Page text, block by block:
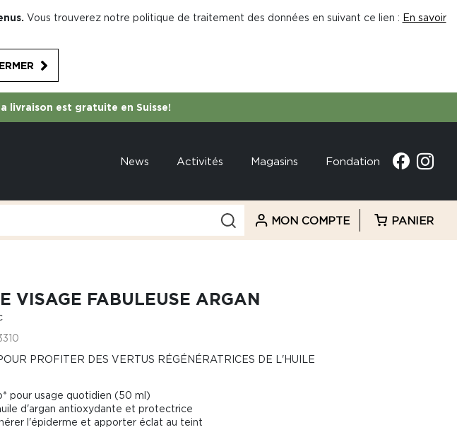
Vous trouverez notre politique de traitement des données en suivant ce lien : En savoir
livraison est gratuite en Suisse!
News Activités Magasins Fondation
MON COMPTE PANIER
VISAGE FABULEUSE ARGAN
PROFITER DES VERTUS RÉGÉNÉRATRICES DE L'HUILE
pour usage quotidien (50 ml)
d'argan antioxydante et protectrice
l'épiderme et apporter éclat au teint